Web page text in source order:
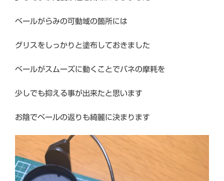
ベールがらみの可動域の箇所には
グリスをしっかりと塗布しておきました
ベールがスムーズに動くことでバネの摩耗を
少しでも抑える事が出来たと思います
お陰でベールの返りも綺麗に決まります